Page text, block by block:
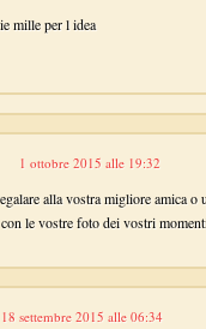
mille per l idea
1 ottobre 2015 alle 19:32
alla vostra migliore amica
le vostre foto dei vostri
18 settembre 2015 alle 06:34